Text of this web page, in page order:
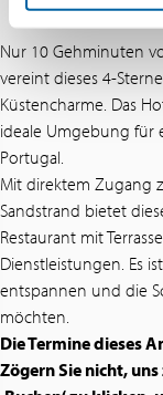
Nur 10 Gehminuten
vereint dieses 4-
Küstencharme. Das
ideale Umgebung für
Portugal.
Mit direktem Zugang
Sandstrand bietet
Restaurant mit
Dienstleistungen. Es
entspannen und die
möchten.
Die Termine dieses
Zögern Sie nicht,